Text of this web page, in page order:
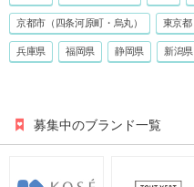
京都市（四条河原町・烏丸） 東京都
兵庫県 福岡県 静岡県 新潟県
募集中のブランド一覧